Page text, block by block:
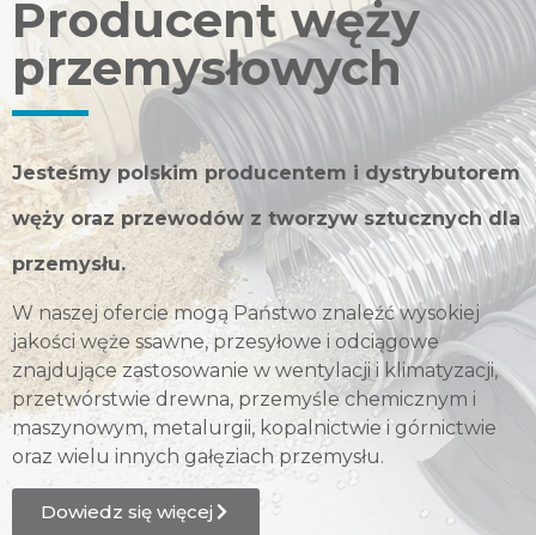
Producent węży
przemysłowych
Jesteśmy polskim producentem i dystrybutorem
węży oraz przewodów z tworzyw sztucznych dla
przemysłu.
W naszej ofercie mogą Państwo znaleźć wysokiej
jakości węże ssawne, przesyłowe i odciągowe
znajdujące zastosowanie w wentylacji i klimatyzacji,
przetwórstwie drewna, przemyśle chemicznym i
maszynowym, metalurgii, kopalnictwie i górnictwie
oraz wielu innych gałęziach przemysłu.
Dowiedz się więcej